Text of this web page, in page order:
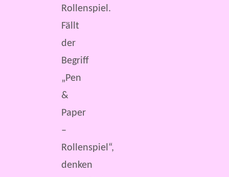
Rollenspiel.
Fällt
der
Begriff
„Pen
&
Paper
–
Rollenspiel“,
denken